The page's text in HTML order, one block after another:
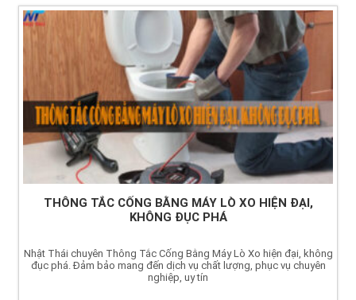
THÔNG TẮC CỐNG BẰNG MÁY LÒ XO HIỆN ĐẠI,
KHÔNG ĐỤC PHÁ
Nhật Thái chuyên Thông Tắc Cống Bằng Máy Lò Xo hiện đại, không
đục phá. Đảm bảo mang đến dịch vụ chất lượng, phục vụ chuyên
nghiệp, uy tín